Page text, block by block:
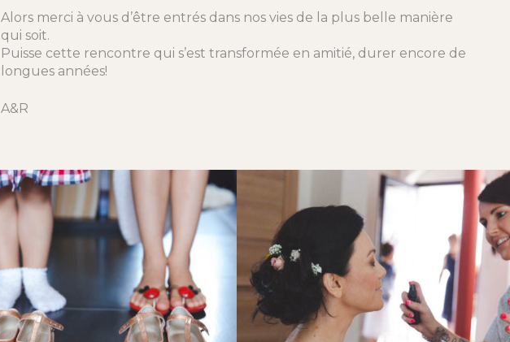
Alors merci à vous d’être entrés dans nos vies de la plus belle manière
qui soit.
Puisse cette rencontre qui s’est transformée en amitié, durer encore de
longues années!
A&R